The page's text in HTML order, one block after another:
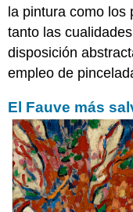
la pintura como los
tanto las
disposición
empleo de
El Fauve más